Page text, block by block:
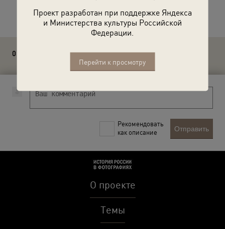
Проект разработан при поддержке Яндекса
и Министерства культуры Российской
Федерации.
Перейти к просмотру
0 комментариев
Рекомендовать
как описание
Отправить
О проекте
Темы